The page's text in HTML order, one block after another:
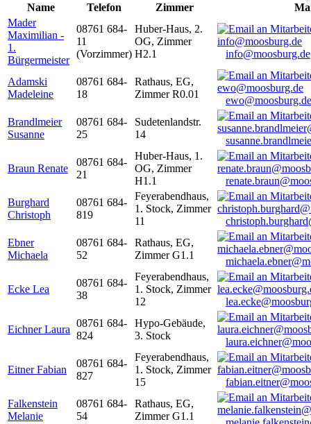
Name
Telefon Zimmer
Mader
Maximilian -
1.
Bürgermeister
08761 684-
11
(Vorzimmer)
Huber-Haus, 2.
OG, Zimmer
H2.1
info@moosburg.de
Adamski
Madeleine
08761 684-
18
Rathaus, EG,
Zimmer R0.01
ewo@moosburg.de
Brandlmeier
Susanne
08761 684-
25
Sudetenlandstr.
14
Braun Renate
08761 684-
21
Huber-Haus, 1.
OG, Zimmer
H1.1
Burghard
Christoph
08761 684-
819
Feyerabendhaus,
1. Stock, Zimmer
11
Ebner
Michaela
08761 684-
52
Rathaus, EG,
Zimmer G1.1
Ecke Lea
08761 684-
38
Feyerabendhaus,
1. Stock, Zimmer
12
Eichner Laura
08761 684-
824
Hypo-Gebäude,
3. Stock
Eitner Fabian
08761 684-
827
Feyerabendhaus,
1. Stock, Zimmer
15
Falkenstein
Melanie
08761 684-
54
Rathaus, EG,
Zimmer G1.1